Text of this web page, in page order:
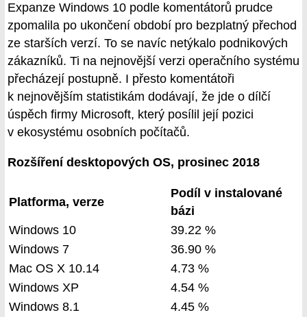
Expanze Windows 10 podle komentátorů prudce
zpomalila po ukončení období pro bezplatný přechod
ze starších verzí. To se navíc netýkalo podnikových
zákazníků. Ti na nejnovější verzi operačního systému
přecházejí postupně. I přesto komentátoři
k nejnovějším statistikám dodávají, že jde o dílčí
úspěch firmy Microsoft, který posílil její pozici
v ekosystému osobních počítačů.
Rozšíření desktopových OS, prosinec 2018
Platforma, verze
Podíl v instalované
bázi
Windows 10
39.22 %
Windows 7
36.90 %
Mac OS X 10.14
4.73 %
Windows XP
4.54 %
Windows 8.1
4.45 %